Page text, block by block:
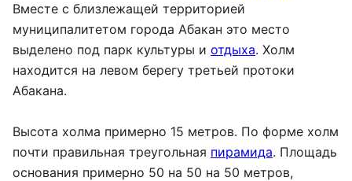
Вместе с близлежащей территорией
муниципалитетом города Абакан это место
выделено под парк культуры и отдыха. Холм
находится на левом берегу третьей протоки
Абакана.
Высота холма примерно 15 метров. По форме холм
почти правильная треугольная пирамида. Площадь
основания примерно 50 на 50 на 50 метров,